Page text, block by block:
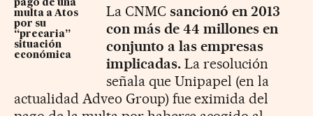
pago de una
multa a Atos
por su
“precaria”
situación
económica
La CNMCsancionó en 2013
con más de 44 millones en
conjunto a las empresas
implicadas.La resolución
señala que Unipapel (en la
actualidad Adveo Group) fue eximida del